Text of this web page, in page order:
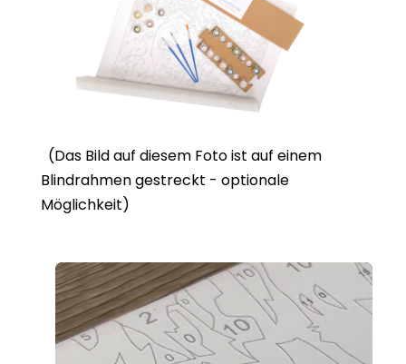
(Das Bild auf diesem Foto ist auf einem
Blindrahmen gestreckt - optionale
Möglichkeit)